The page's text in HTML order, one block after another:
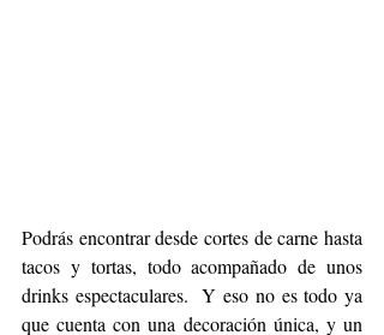
Podrás encontrar desde cortes de carne hasta
tacos y tortas, todo acompañado de unos
drinks espectaculares.  Y eso no es todo ya